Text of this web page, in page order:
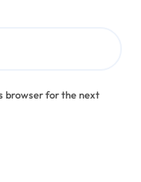
browser for the next